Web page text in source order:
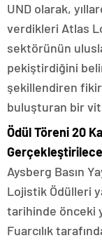
UND olarak,
verdikleri Atlas
sektörünün
pekiştirdiğini
şekillendiren
buluşturan bir
Ödül Töreni 20
Aysberg Basın
Lojistik Ödülleri
tarihinde önceki
Fuarcılık